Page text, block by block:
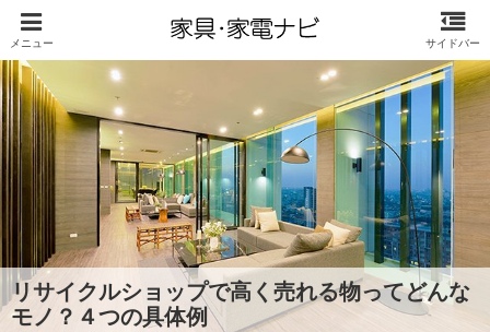
リサイクルショップで高く売れる物ってどんな
モノ？４つの具体例